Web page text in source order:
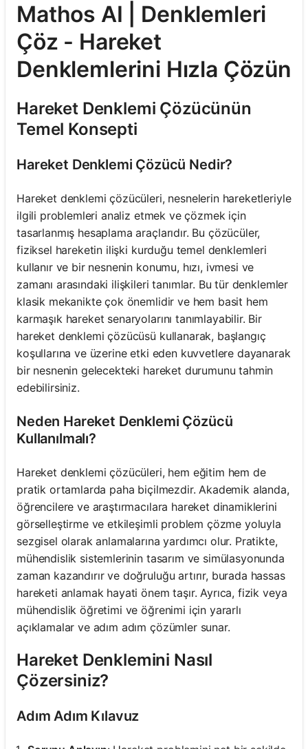
Mathos AI | Denklemleri
Çöz - Hareket
Denklemlerini Hızla Çözün
Hareket Denklemi Çözücünün
Temel Konsepti
Hareket Denklemi Çözücü Nedir?
Hareket denklemi çözücüleri, nesnelerin hareketleriyle
ilgili problemleri analiz etmek ve çözmek için
tasarlanmış hesaplama araçlarıdır. Bu çözücüler,
fiziksel hareketin ilişki kurduğu temel denklemleri
kullanır ve bir nesnenin konumu, hızı, ivmesi ve
zamanı arasındaki ilişkileri tanımlar. Bu tür denklemler
klasik mekanikte çok önemlidir ve hem basit hem
karmaşık hareket senaryolarını tanımlayabilir. Bir
hareket denklemi çözücüsü kullanarak, başlangıç
koşullarına ve üzerine etki eden kuvvetlere dayanarak
bir nesnenin gelecekteki hareket durumunu tahmin
edebilirsiniz.
Neden Hareket Denklemi Çözücü
Kullanılmalı?
Hareket denklemi çözücüleri, hem eğitim hem de
pratik ortamlarda paha biçilmezdir. Akademik alanda,
öğrencilere ve araştırmacılara hareket dinamiklerini
görselleştirme ve etkileşimli problem çözme yoluyla
sezgisel olarak anlamalarına yardımcı olur. Pratikte,
mühendislik sistemlerinin tasarım ve simülasyonunda
zaman kazandırır ve doğruluğu artırır, burada hassas
hareketi anlamak hayati önem taşır. Ayrıca, fizik veya
mühendislik öğretimi ve öğrenimi için yararlı
açıklamalar ve adım adım çözümler sunar.
Hareket Denklemini Nasıl
Çözersiniz?
Adım Adım Kılavuz